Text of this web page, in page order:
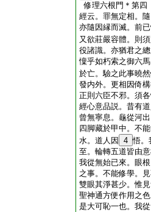
修理六根門＊第四
經云。罪無定相。
亦隨因縁而滅。前
又欲莊嚴容體。則
役諸識。亦猶君之
懍乎如朽索之御六
於亡。驗之此事曉
發内外。更相因倚
正則六臣不邪。須
經心意品説。昔有
曾無寧息。龜從河
四脚藏於甲中。不
水。道人因
4 悟。
至。輪轉五道皆由
我從無始已來。眼
之事。不能修學。
雙眼其淨甚少。惟
聖神通方便作用之
是大可恥一也。我